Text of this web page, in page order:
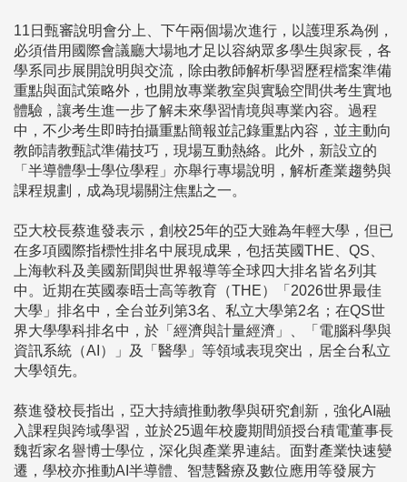
11日甄審說明會分上、下午兩個場次進行，以護理系為例，
必須借用國際會議廳大場地才足以容納眾多學生與家長，各
學系同步展開說明與交流，除由教師解析學習歷程檔案準備
重點與面試策略外，也開放專業教室與實驗空間供考生實地
體驗，讓考生進一步了解未來學習情境與專業內容。過程
中，不少考生即時拍攝重點簡報並記錄重點內容，並主動向
教師請教甄試準備技巧，現場互動熱絡。此外，新設立的
「半導體學士學位學程」亦舉行專場說明，解析產業趨勢與
課程規劃，成為現場關注焦點之一。
亞大校長蔡進發表示，創校25年的亞大雖為年輕大學，但已
在多項國際指標性排名中展現成果，包括英國THE、QS、
上海軟科及美國新聞與世界報導等全球四大排名皆名列其
中。近期在英國泰晤士高等教育（THE）「2026世界最佳
大學」排名中，全台並列第3名、私立大學第2名；在QS世
界大學學科排名中，於「經濟與計量經濟」、「電腦科學與
資訊系統（AI）」及「醫學」等領域表現突出，居全台私立
大學領先。
蔡進發校長指出，亞大持續推動教學與研究創新，強化AI融
入課程與跨域學習，並於25週年校慶期間頒授台積電董事長
魏哲家名譽博士學位，深化與產業界連結。面對產業快速變
遷，學校亦推動AI半導體、智慧醫療及數位應用等發展方